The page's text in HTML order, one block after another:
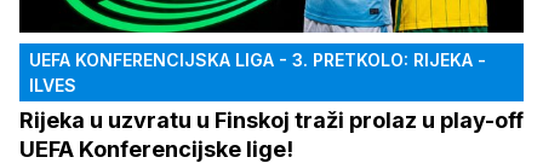
UEFA KONFERENCIJSKA LIGA - 3. PRETKOLO: RIJEKA -
ILVES
Rijeka u uzvratu u Finskoj traži prolaz u play-off
UEFA Konferencijske lige!